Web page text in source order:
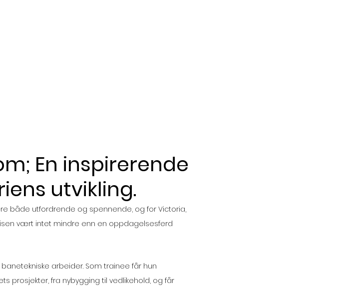
En inspirerende
utvikling.
både utfordrende og spennende, og for Victoria,
vært intet mindre enn en oppdagelsesferd
arbeider. Som trainee får hun
prosjekter, fra nybygging til vedlikehold, og får